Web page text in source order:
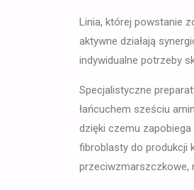
Linia, której powstanie
aktywne działają
indywidualne potrzeby
Specjalistyczne
łańcuchem sześciu
dzięki czemu
fibroblasty do produkcji
przeciwzmarszczkowe,